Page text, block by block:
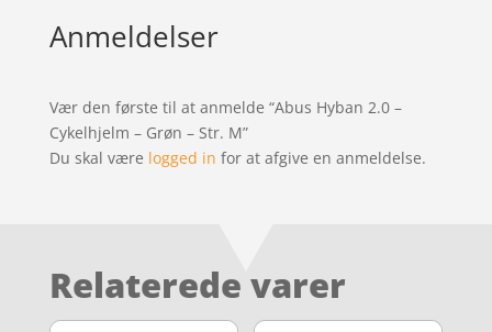
Anmeldelser
Vær den første til at anmelde “Abus Hyban 2.0 –
Cykelhjelm – Grøn – Str. M”
Du skal være logged in for at afgive en anmeldelse.
Relaterede varer